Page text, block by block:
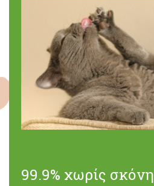
99.9% χωρίς σκόνη